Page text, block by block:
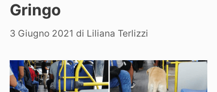
Gringo
3 Giugno 2021 di Liliana Terlizzi